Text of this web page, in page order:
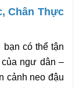
Chân Thực
có thể tận
ngư dân –
cảnh neo đậu